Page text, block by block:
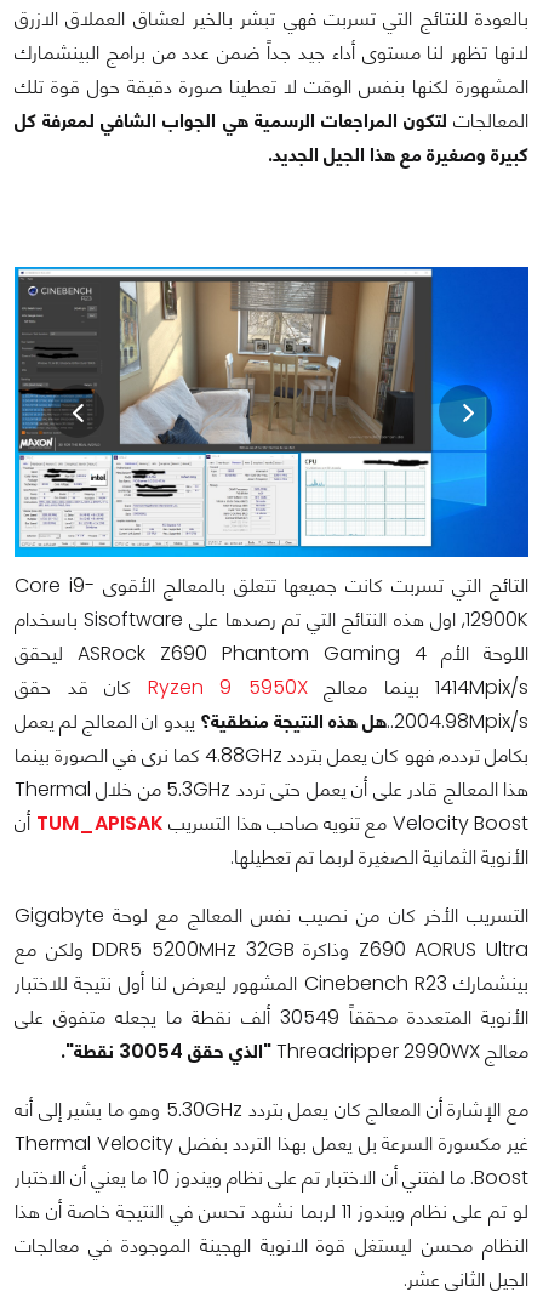
بالعودة للنتائج التي تسربت فهي تبشر بالخير لعشاق العملاق الازرق
لانها تظهر لنا مستوى أداء جيد جداً ضمن عدد من برامج البينشمارك
المشهورة لكنها بنفس الوقت لا تعطينا صورة دقيقة حول قوة تلك
المعالجات لتكون المراجعات الرسمية هي الجواب الشافي لمعرفة كل
كبيرة وصغيرة مع هذا الجيل الجديد.
التائج التي تسربت كانت جميعها تتعلق بالمعالج الأقوى Core i9-
12900K, اول هذه النتائج التي تم رصدها على Sisoftware باسخدام
اللوحة الأم ASRock Z690 Phantom Gaming 4 ليحقق
1414Mpix/s بينما معالج
Ryzen 9 5950X كان قد حقق
2004.98Mpix/s.. هل هذه النتيجة منطقية؟ يبدو ان المعالج لم يعمل
بكامل تردده, فهو كان يعمل بتردد 4.88GHz كما نرى في الصورة بينما
هذا المعالج قادر على أن يعمل حتى تردد 5.3GHz من خلال Thermal
Velocity Boost مع تنويه صاحب هذا التسريب
TUM_APISAK أن
الأنوية الثمانية الصغيرة لربما تم تعطيلها.
التسريب الأخر كان من نصيب نفس المعالج مع لوحة Gigabyte
Z690 AORUS Ultra وذاكرة DDR5 5200MHz 32GB ولكن مع
بينشمارك Cinebench R23 المشهور ليعرض لنا أول نتيجة للاختبار
الأنوية المتعددة محققاً 30549 ألف نقطة ما يجعله متفوق على
معالج Threadripper 2990WX
"الذي حقق 30054 نقطة".
مع الإشارة أن المعالج كان يعمل بتردد 5.30GHz وهو ما يشير إلى أنه
غير مكسورة السرعة بل يعمل بهذا التردد بفضل Thermal Velocity
Boost. ما لفتني أن الاختبار تم على نظام ويندوز 10 ما يعني أن الاختبار
لو تم على نظام ويندوز 11 لربما نشهد تحسن في النتيجة خاصة أن هذا
النظام محسن ليستغل قوة الانوية الهجينة الموجودة في معالجات
الجيل الثاني عشر.